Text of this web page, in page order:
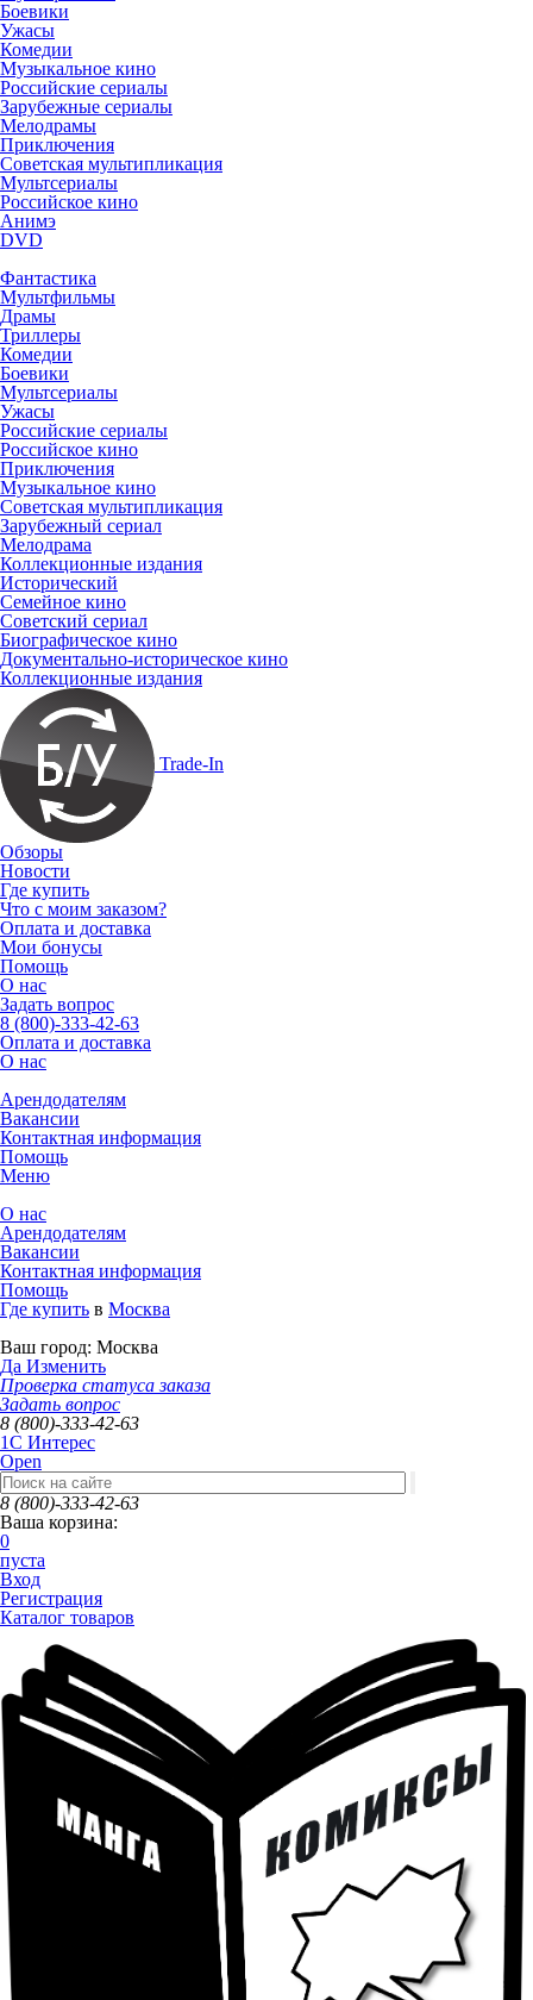
Боевики
Ужасы
Комедии
Музыкальное кино
Российские сериалы
Зарубежные сериалы
Мелодрамы
Приключения
Советская мультипликация
Мультсериалы
Российское кино
Анимэ
DVD
Фантастика
Мультфильмы
Драмы
Триллеры
Комедии
Боевики
Мультсериалы
Ужасы
Российские сериалы
Российское кино
Приключения
Музыкальное кино
Советская мультипликация
Зарубежный сериал
Мелодрама
Коллекционные издания
Исторический
Семейное кино
Советский сериал
Биографическое кино
Документально-историческое кино
Коллекционные издания
Trade-In
Обзоры
Новости
Где купить
Что с моим заказом?
Оплата и доставка
Мои бонусы
Помощь
О нас
Задать вопрос
8 (800)-333-42-63
Оплата и доставка
О нас
Арендодателям
Вакансии
Контактная информация
Помощь
Меню
О нас
Арендодателям
Вакансии
Контактная информация
Помощь
Где купить в Москва
Ваш город: Москва
Да Изменить
Проверка статуса заказа
Задать вопрос
8 (800)-333-42-63
1C Интерес
Open
8 (800)-333-42-63
Ваша корзина:
0
пуста
Вход
Регистрация
Каталог товаров